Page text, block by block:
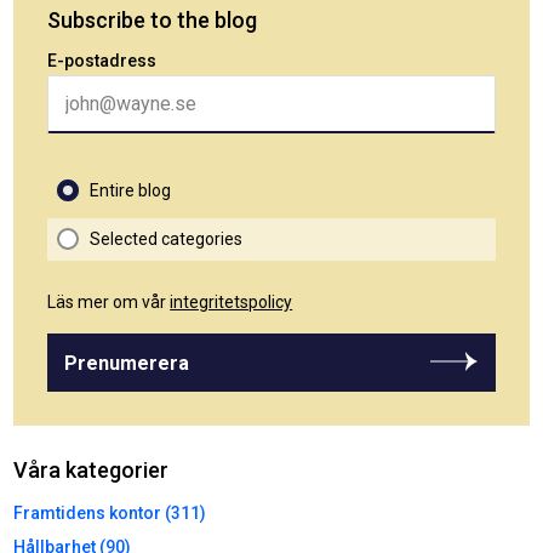
Subscribe to the blog
E-postadress
Entire blog
Selected categories
Läs mer om vårintegritetspolicy
Prenumerera
Våra kategorier
Framtidens kontor (311)
Hållbarhet (90)